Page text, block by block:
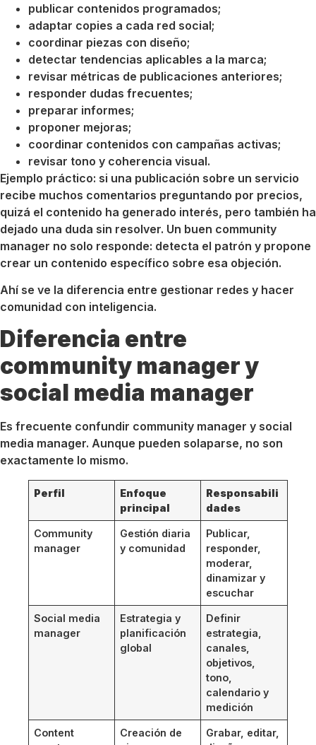
publicar contenidos programados;
adaptar copies a cada red social;
coordinar piezas con diseño;
detectar tendencias aplicables a la marca;
revisar métricas de publicaciones anteriores;
responder dudas frecuentes;
preparar informes;
proponer mejoras;
coordinar contenidos con campañas activas;
revisar tono y coherencia visual.
Ejemplo práctico: si una publicación sobre un servicio
recibe muchos comentarios preguntando por precios,
quizá el contenido ha generado interés, pero también ha
dejado una duda sin resolver. Un buen community
manager no solo responde: detecta el patrón y propone
crear un contenido específico sobre esa objeción.
Ahí se ve la diferencia entre gestionar redes y hacer
comunidad con inteligencia.
Diferencia entre
community manager y
social media manager
Es frecuente confundir community manager y social
media manager. Aunque pueden solaparse, no son
exactamente lo mismo.
Perfil
Enfoque
principal
Responsabili
dades
Community
manager
Gestión diaria
y comunidad
Publicar,
responder,
moderar,
dinamizar y
escuchar
Social media
manager
Estrategia y
planificación
global
Definir
estrategia,
canales,
objetivos,
tono,
calendario y
medición
Content
Creación de
Grabar, editar,